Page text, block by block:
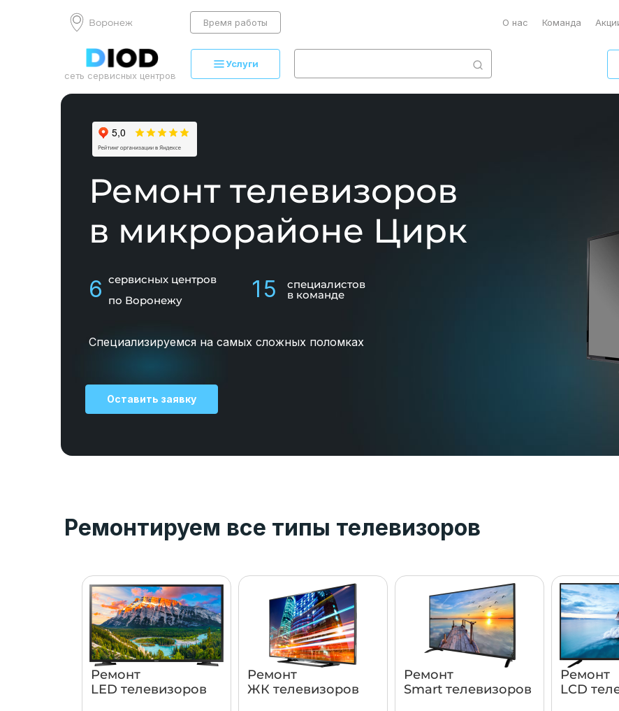
Воронеж Время работы О нас Команда
сеть сервисных центров
Услуги
Ремонт телевизоров
в микрорайоне Цирк
6 сервисных центров
по Воронежу
15 специалистов
в команде
Специализируемся на самых сложных поломках
Оставить заявку
Ремонтируем все типы телевизоров
Ремонт
LED телевизоров
Ремонт
ЖК телевизоров
Ремонт
Smart телевизоров
Ремонт
LCD